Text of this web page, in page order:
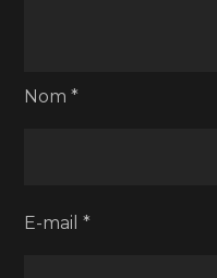
Nom*
E-mail*